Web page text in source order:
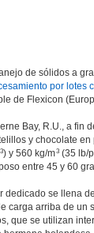
de sólidos a
por lotes
de Flexicon
Bay, R.U., a fin
y chocolate en
3) y 560 kg/m3(35 lb/
entre 45 y 60
dedicado se llena
carga arriba de un
que se utilizan